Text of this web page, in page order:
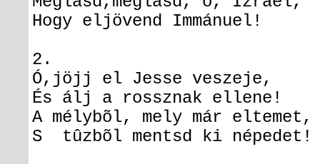
Hogy eljövend Immánuel!
2.
Ó,jöjj el Jesse veszeje,
És álj a rossznak ellene!
A mélybõl, mely már eltemet,
S tûzbõl mentsd ki népedet!